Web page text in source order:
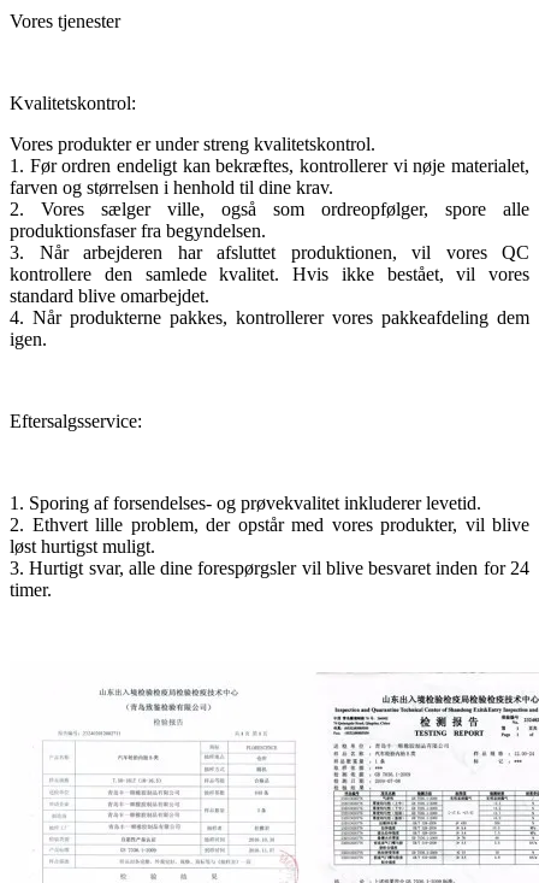
Vores tjenester
Kvalitetskontrol:
Vores produkter er under streng kvalitetskontrol.
1. Før ordren endeligt kan bekræftes, kontrollerer vi nøje materialet,
farven og størrelsen i henhold til dine krav.
2. Vores sælger ville, også som ordreopfølger, spore alle
produktionsfaser fra begyndelsen.
3. Når arbejderen har afsluttet produktionen, vil vores QC
kontrollere den samlede kvalitet. Hvis ikke bestået, vil vores
standard blive omarbejdet.
4. Når produkterne pakkes, kontrollerer vores pakkeafdeling dem
igen.
Eftersalgsservice:
1. Sporing af forsendelses- og prøvekvalitet inkluderer levetid.
2. Ethvert lille problem, der opstår med vores produkter, vil blive
løst hurtigst muligt.
3. Hurtigt svar, alle dine forespørgsler vil blive besvaret inden for 24
timer.